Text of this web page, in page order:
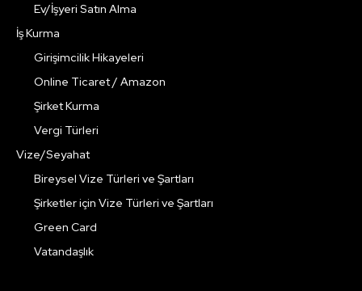
Ev/İşyeri Satın Alma
İş Kurma
Girişimcilik Hikayeleri
Online Ticaret / Amazon
Şirket Kurma
Vergi Türleri
Vize/Seyahat
Bireysel Vize Türleri ve Şartları
Şirketler için Vize Türleri ve Şartları
Green Card
Vatandaşlık